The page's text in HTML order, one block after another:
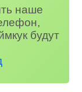
наше
будут